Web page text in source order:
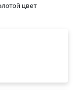
цвет